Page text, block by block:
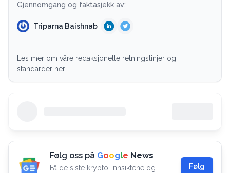
Gjennomgang og faktasjekk av:
Triparna Baishnab
Les mer om våre redaksjonelle retningslinjer og
standarder her.
Følg oss på Google News
Få de siste krypto-innsiktene og
Følg